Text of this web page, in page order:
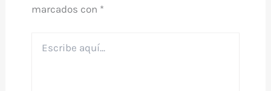
marcados con *
aquí...